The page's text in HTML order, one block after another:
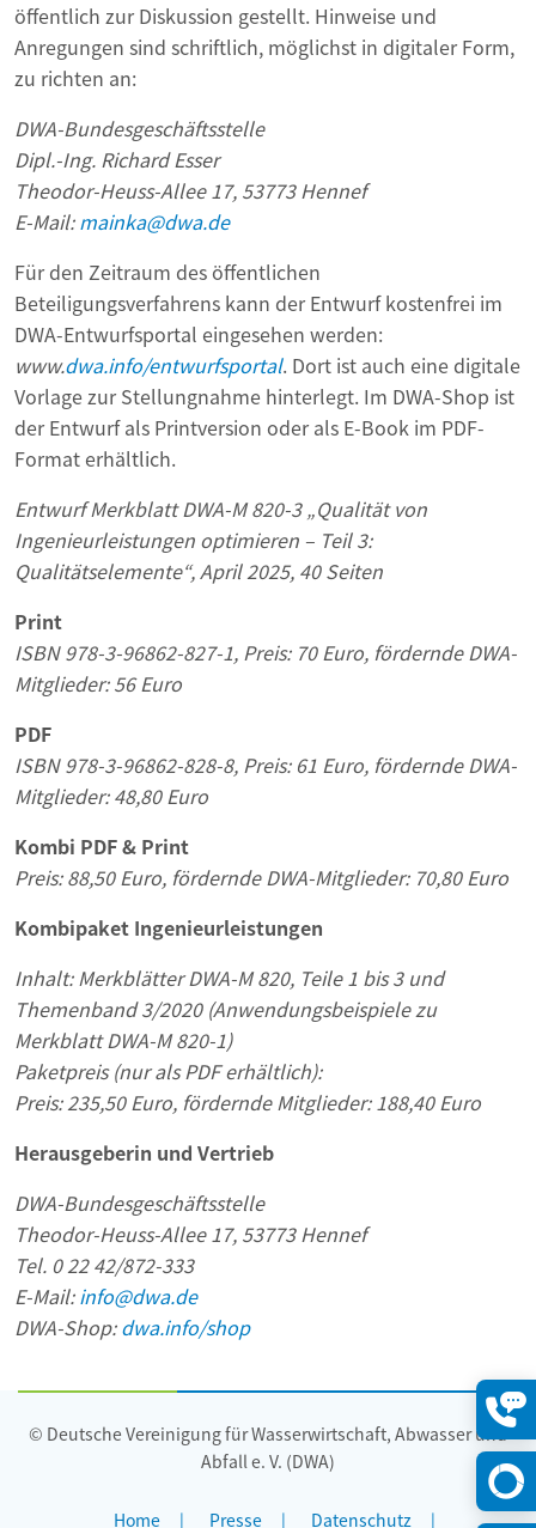
öffentlich zur Diskussion gestellt. Hinweise und
Anregungen sind schriftlich, möglichst in digitaler Form,
zu richten an:
DWA-Bundesgeschäftsstelle
Dipl.-Ing. Richard Esser
Theodor-Heuss-Allee 17, 53773 Hennef
E-Mail:mainka@dwa.de
Für den Zeitraum des öffentlichen
Beteiligungsverfahrens kann der Entwurf kostenfrei im
DWA-Entwurfsportal eingesehen werden:
www.dwa.info/entwurfsportal. Dort ist auch eine digitale
Vorlage zur Stellungnahme hinterlegt. Im DWA-Shop ist
der Entwurf als Printversion oder als E-Book im PDF-
Format erhältlich.
Entwurf Merkblatt DWA-M 820-3 „Qualität von
Ingenieurleistungen optimieren – Teil 3:
Qualitätselemente“, April 2025, 40 Seiten
Print
ISBN 978-3-96862-827-1, Preis: 70 Euro, fördernde DWA-
Mitglieder: 56 Euro
PDF
ISBN 978-3-96862-828-8, Preis: 61 Euro, fördernde DWA-
Mitglieder: 48,80 Euro
Kombi PDF & Print
Preis: 88,50 Euro, fördernde DWA-Mitglieder: 70,80 Euro
Kombipaket Ingenieurleistungen
Inhalt: Merkblätter DWA-M 820, Teile 1 bis 3 und
Themenband 3/2020 (Anwendungsbeispiele zu
Merkblatt DWA-M 820-1)
Paketpreis (nur als PDF erhältlich):
Preis: 235,50 Euro, fördernde Mitglieder: 188,40 Euro
Herausgeberin und Vertrieb
DWA-Bundesgeschäftsstelle
Theodor-Heuss-Allee 17, 53773 Hennef
Tel. 0 22 42/872-333
E-Mail:info@dwa.de
DWA-Shop:dwa.info/shop
© Deutsche Vereinigung für Wasserwirtschaft, Abwasser und
Abfall e. V. (DWA)
Home Presse Datenschutz